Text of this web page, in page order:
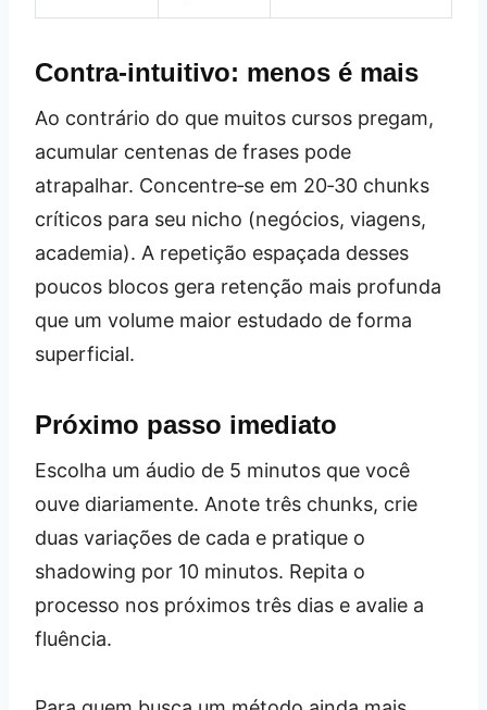
Contra‑intuitivo: menos é mais
Ao contrário do que muitos cursos pregam,
acumular centenas de frases pode
atrapalhar. Concentre‑se em 20‑30 chunks
críticos para seu nicho (negócios, viagens,
academia). A repetição espaçada desses
poucos blocos gera retenção mais profunda
que um volume maior estudado de forma
superficial.
Próximo passo imediato
Escolha um áudio de 5 minutos que você
ouve diariamente. Anote três chunks, crie
duas variações de cada e pratique o
shadowing por 10 minutos. Repita o
processo nos próximos três dias e avalie a
fluência.